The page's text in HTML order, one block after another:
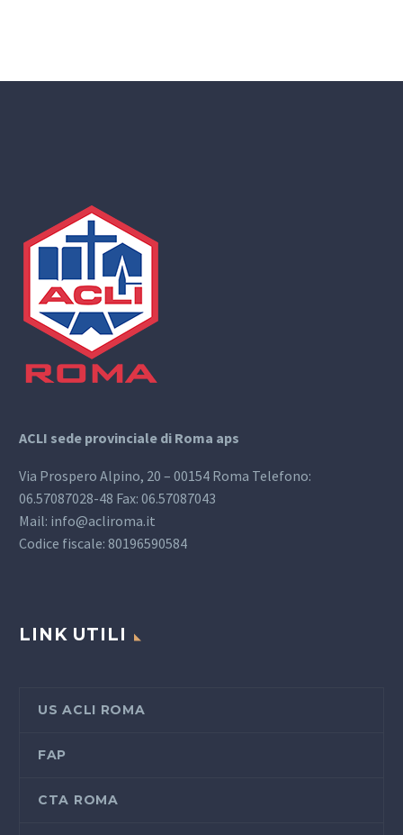
ACLI sede provinciale di Roma aps
Via Prospero Alpino, 20 – 00154 Roma Telefono:
06.57087028-48 Fax: 06.57087043
Mail: info@acliroma.it
Codice fiscale: 80196590584
LINK UTILI
US ACLI ROMA
FAP
CTA ROMA